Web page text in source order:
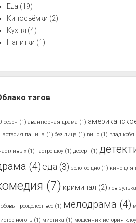
Еда (19)
Киносъёмки (2)
Кухня (4)
Напитки (1)
тэгов
сезон (1) авантюрная драма (1)
панина (1) без лица (1) вино (1) влад
(1) гастро-шоу (1) десерт (1)
(4) еда (3) золотое дно (1) кино для
(7) криминал (2) лев
преодолеет все (1) мелодрама (4)
ноготь (1) мистика (1) мошенник история